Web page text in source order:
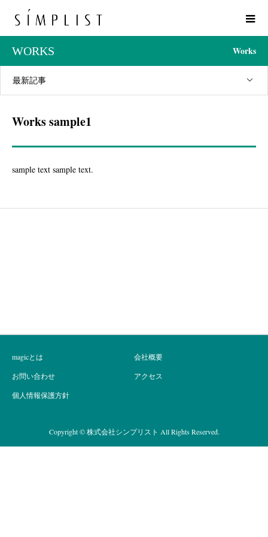
WORKS Works
最新記事
Works sample1
sample text sample text.
magicとは
会社概要
お問い合わせ
アクセス
個人情報保護方針
Copyright © 株式会社シンプリスト All Rights Reserved.